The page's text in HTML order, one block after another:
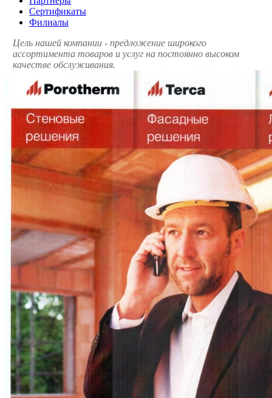
Сертификаты
Филиалы
Цель нашей компании - предложение широкого
ассортимента товаров и услуг на постоянно высоком
качестве обслуживания.